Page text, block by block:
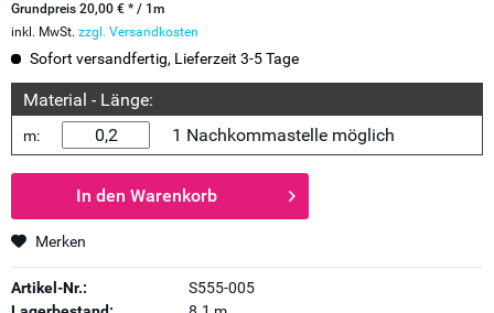
Grundpreis 20,00 € * / 1m
inkl. MwSt. zzgl. Versandkosten
Sofort versandfertig, Lieferzeit 3-5 Tage
Material - Länge:
m: 1 Nachkommastelle möglich
In den Warenkorb
Merken
Artikel-Nr.:
S555-005